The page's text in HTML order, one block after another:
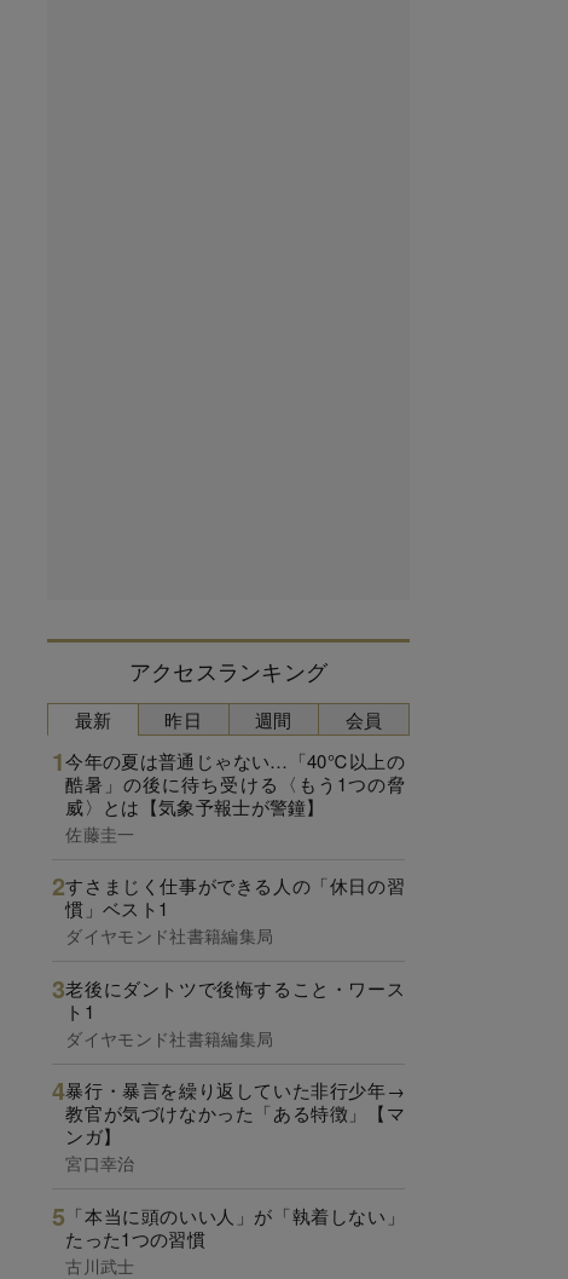
アクセスランキング
最新
今年の夏は普通じゃない…「40℃以上の
酷暑」の後に待ち受ける〈もう1つの脅
威〉とは【気象予報士が警鐘】
佐藤圭一
すさまじく仕事ができる人の「休日の習
慣」ベスト1
ダイヤモンド社書籍編集局
老後にダントツで後悔すること・ワース
ト1
ダイヤモンド社書籍編集局
暴行・暴言を繰り返していた非行少年→
教官が気づけなかった「ある特徴」【マ
ンガ】
宮口幸治
「本当に頭のいい人」が「執着しない」
たった1つの習慣
古川武士
昨日 週間 会員